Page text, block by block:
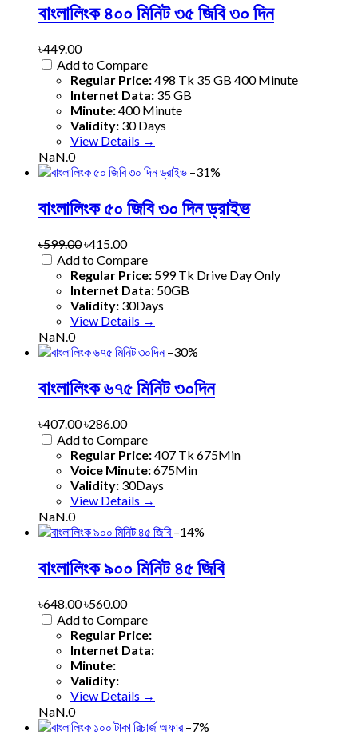
বাংলালিংক ৪০০ মিনিট ৩৫ জিবি ৩০ দিন
৳449.00
Add to Compare
Regular Price:498 Tk 35 GB 400 Minute
Internet Data: 35 GB
Minute:400 Minute
Validity: 30 Days
View Details →
NaN.0
–31%
বাংলালিংক ৫০ জিবি ৩০ দিন ড্রাইভ
৳599.00৳415.00
Add to Compare
Regular Price: 599 Tk Drive Day Only
Internet Data: 50GB
Validity: 30Days
View Details →
NaN.0
–30%
বাংলালিংক ৬৭৫ মিনিট ৩০দিন
৳407.00৳286.00
Add to Compare
Regular Price:407 Tk 675Min
Voice Minute:675Min
Validity: 30Days
View Details →
NaN.0
–14%
বাংলালিংক ৯০০ মিনিট ৪৫ জিবি
৳648.00৳560.00
Add to Compare
Regular Price:
Internet Data:
Minute:
Validity:
View Details →
NaN.0
–7%